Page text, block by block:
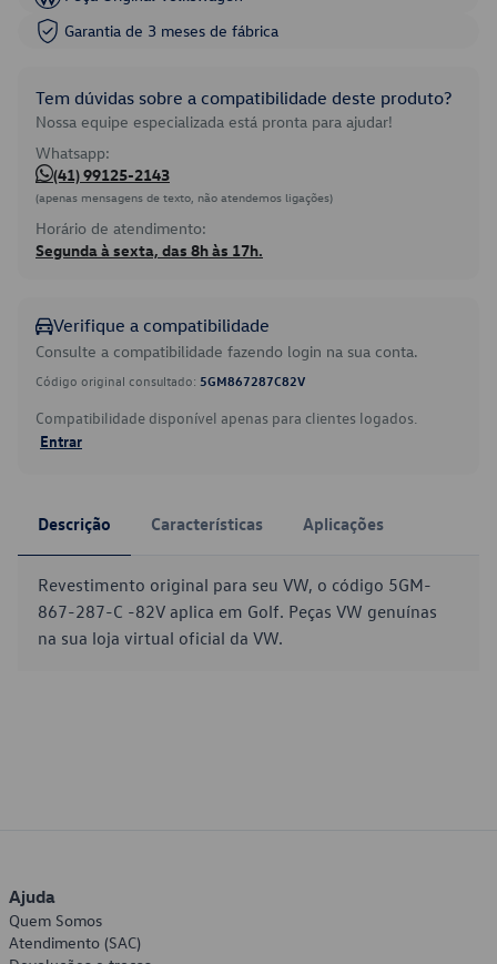
Garantia de 3 meses de fábrica
Tem dúvidas sobre a compatibilidade deste produto?
Nossa equipe especializada está pronta para ajudar!
Whatsapp:
(41) 99125-2143
(apenas mensagens de texto, não atendemos ligações)
Horário de atendimento:
Segunda à sexta, das 8h às 17h.
Verifique a compatibilidade
Consulte a compatibilidade fazendo login na sua conta.
Código original consultado: 5GM867287C82V
Compatibilidade disponível apenas para clientes logados.
Entrar
Descrição Características Aplicações
Revestimento original para seu VW, o código 5GM-
867-287-C -82V aplica em Golf. Peças VW genuínas
na sua loja virtual oficial da VW.
Ajuda
Quem Somos
Atendimento (SAC)